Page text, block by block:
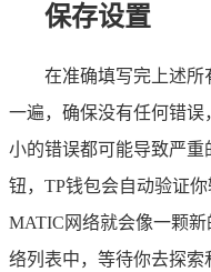
保存设置
在准确填写完上述所
一遍，确保没有任何错
小的错误都可能导致严重
钮，TP钱包会自动验证
MATIC网络就会像一颗
络列表中，等待你去探索